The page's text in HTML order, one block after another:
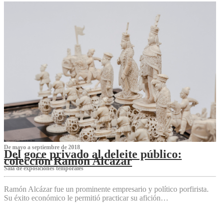
De mayo a septiembre de 2018
Del goce privado al deleite público:
colección Ramón Alcázar
Sala de exposiciones temporales
Ramón Alcázar fue un prominente empresario y político porfirista.
Su éxito económico le permitió practicar su afición…